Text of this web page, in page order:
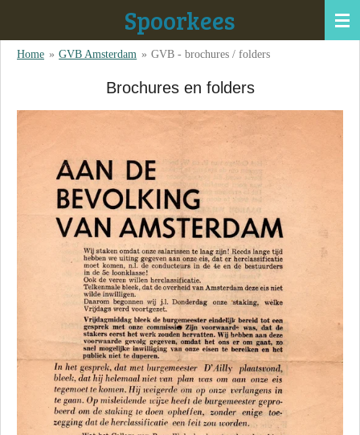
naar
Spoorkees
Home » GVB Amsterdam » GVB - brochures / folders
Brochures en folders